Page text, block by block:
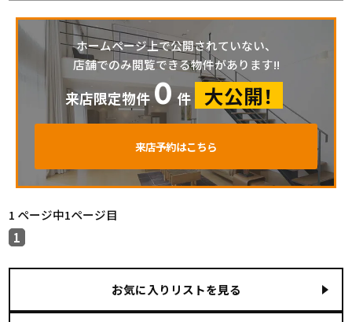
ホームページ上で公開されていない、
店舗でのみ閲覧できる物件があります!!
来店限定物件 0 件 大公開！
来店予約はこちら
1 ページ中1ページ目
1
お気に入りリストを見る